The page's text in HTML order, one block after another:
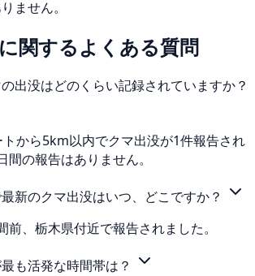
ません。
関するよくある質問
出没はどのくらい記録されていますか？
から5km以内でクマ出没が1件報告され
の報告はありません。
新のクマ出没はいつ、どこですか？
前、栃木県付近で報告されました。
も活発な時間帯は？